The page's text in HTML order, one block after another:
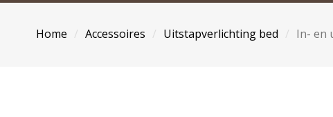
Home Accessoires Uitstapverlichting bed In- en